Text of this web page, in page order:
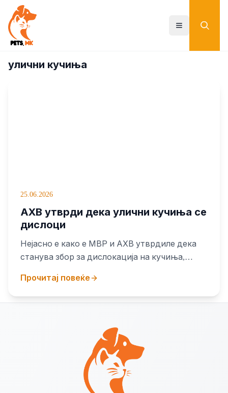
main
content
Toggle menu
улични кучиња
25.06.2026
АХВ утврди дека улични кучиња се
дислоци
Нејасно е како е МВР и АХВ утврдиле дека
станува збор за дислокација на кучиња,
ниту дали биле воопшто дислоцирани
Прочитај повеќе